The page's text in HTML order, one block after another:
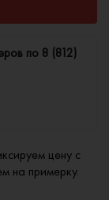
по 8 (812)
цену с
на примерку.